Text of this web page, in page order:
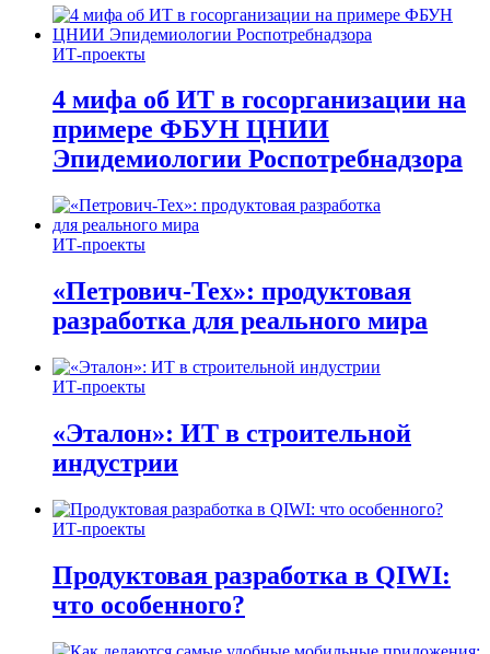
ИТ-проекты
4 мифа об ИТ в госорганизации на
примере ФБУН ЦНИИ
Эпидемиологии Роспотребнадзора
ИТ-проекты
«Петрович-Тех»: продуктовая
разработка для реального мира
ИТ-проекты
«Эталон»: ИТ в строительной
индустрии
ИТ-проекты
Продуктовая разработка в QIWI:
что особенного?